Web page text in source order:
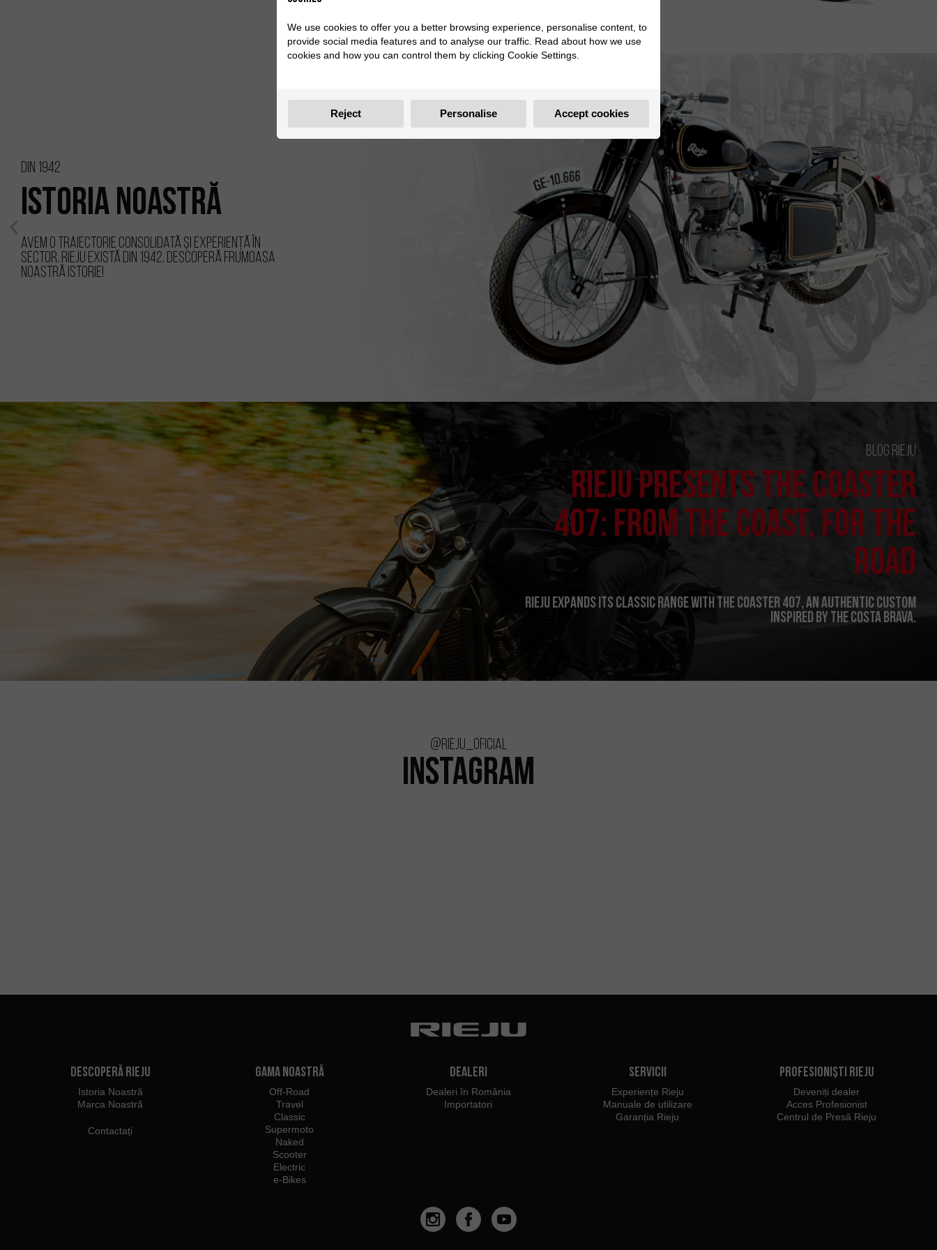
Din 1942
Istoria Noastră
Avem o traiectorie consolidată și experiență în
sector. RIEJU există din 1942. Descoperă frumoasa
noastră istorie!
Blog Rieju
RIEJU PRESENTS THE COASTER
407: FROM THE COAST, FOR THE
ROAD
RIEJU expands its Classic range with the Coaster 407, an authentic custom
inspired by the Costa Brava.
@rieju_oficial
INSTAGRAM
Descoperă Rieju
Istoria Noastră
Marca Noastră
Contactați
Gama noastră
Off-Road
Travel
Classic
Supermoto
Naked
Scooter
Electric
e-Bikes
Dealeri
Dealeri în România
Importatori
Servicii
Experiențe Rieju
Manuale de utilizare
Garanția Rieju
Profesioniști Rieju
Deveniți dealer
Acces Profesionist
Centrul de Presă Rieju
We use cookies to offer you a better browsing experience, personalise content, to
provide social media features and to analyse our traffic. Read about how we use
cookies and how you can control them by clicking Cookie Settings.
Reject Personalise Accept cookies